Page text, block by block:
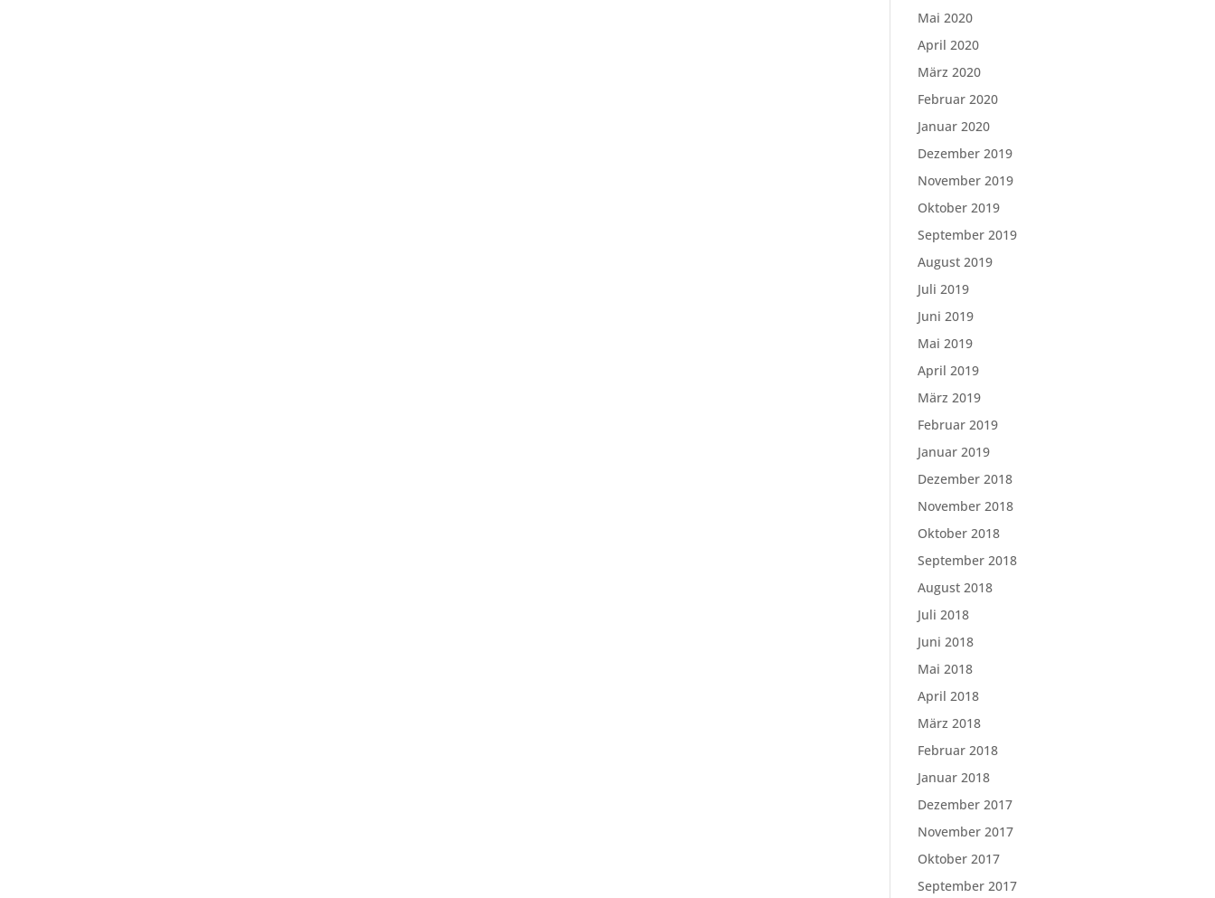
Mai 2020
April 2020
März 2020
Februar 2020
Januar 2020
Dezember 2019
November 2019
Oktober 2019
September 2019
August 2019
Juli 2019
Juni 2019
Mai 2019
April 2019
März 2019
Februar 2019
Januar 2019
Dezember 2018
November 2018
Oktober 2018
September 2018
August 2018
Juli 2018
Juni 2018
Mai 2018
April 2018
März 2018
Februar 2018
Januar 2018
Dezember 2017
November 2017
Oktober 2017
September 2017